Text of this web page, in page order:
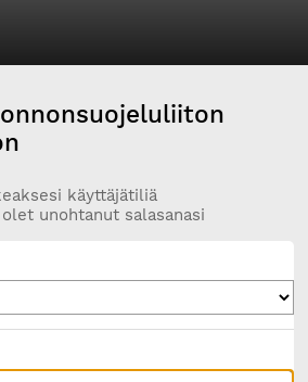
käyttäjätiliä
unohtanut salasanasi